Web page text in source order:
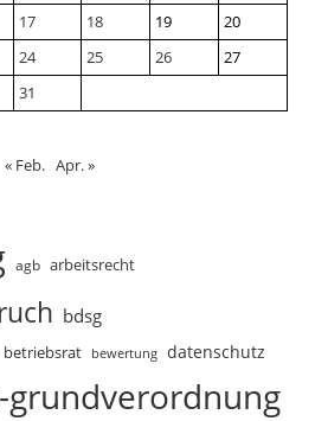
17 18 19
20
24 25 26
27
31
« Feb. Apr. »
agb arbeitsrecht
bdsg
betriebsrat bewertung datenschutz
grundverordnung